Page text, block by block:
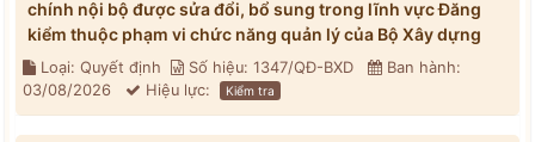
chính nội bộ được sửa đổi, bổ sung trong lĩnh vực Đăng
kiểm thuộc phạm vi chức năng quản lý của Bộ Xây dựng
Loại: Quyết định Số hiệu: 1347/QĐ-BXD
Ban hành:
03/08/2026
Hiệu lực: Kiểm tra